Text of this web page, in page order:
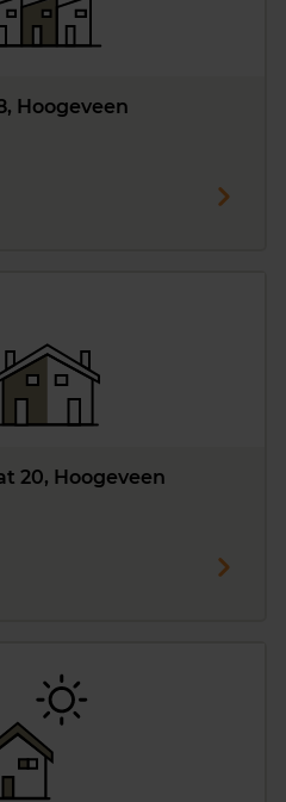
Hoogeveen
20, Hoogeveen